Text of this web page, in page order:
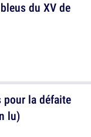
du XV de
la défaite
lu)